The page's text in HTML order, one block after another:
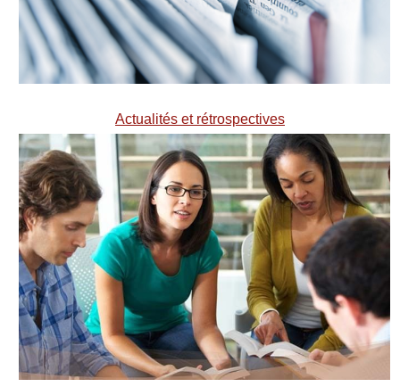
Actualités et rétrospectives